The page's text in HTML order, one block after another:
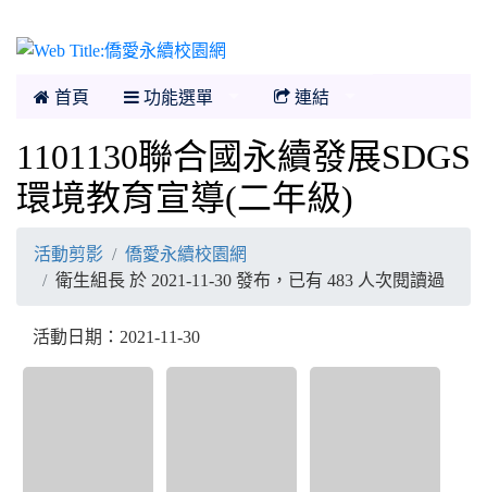
首頁 功能選單 連結
1101130聯合國永續發展SDGS
環境教育宣導(二年級)
活動剪影
僑愛永續校園網
衛生組長 於 2021-11-30 發布，已有 483 人次閱讀過
活動日期：2021-11-30